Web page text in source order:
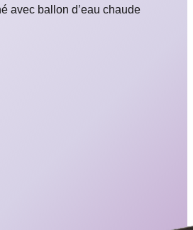
avec ballon d’eau chaude